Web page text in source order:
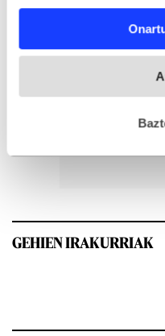
and set your
fitxategiak erabiltzen
esplizitua ematen diguzu.
GEHIEN IRAKURRIAK